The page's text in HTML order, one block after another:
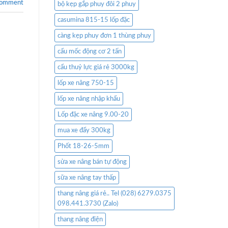
bộ kẹp gắp phuy đôi 2 phuy
casumina 815-15 lốp đặc
càng kẹp phuy đơn 1 thùng phuy
cẩu mốc động cơ 2 tấn
cẩu thuỷ lực giá rẻ 3000kg
lốp xe nâng 750-15
lốp xe nâng nhập khẩu
Lốp đặc xe nâng 9.00-20
mua xe đẩy 300kg
Phốt 18-26-5mm
sửa xe nâng bán tự động
sữa xe nâng tay thấp
thang nâng giá rẻ.. Tel (028) 6279.0375
098.441.3730 (Zalo)
thang nâng điện